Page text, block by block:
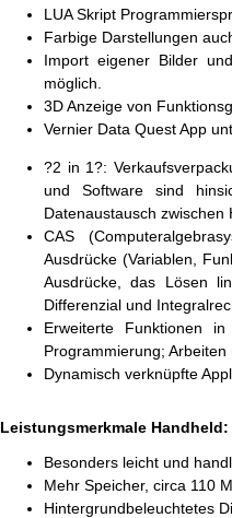
LUA Skript
Farbige Darstellungen
Import eigener Bilder
möglich.
3D Anzeige von
Vernier Data Quest App
?2 in 1?:
und Software sind
Datenaustausch zwischen
CAS
Ausdrücke (Variablen,
Ausdrücke, das Lösen
Differenzial und
Erweiterte Funktionen
Programmierung;
Dynamisch verknüpfte
Leistungsmerkmale Handheld:
Besonders leicht und
Mehr Speicher, circa 110
Hintergrundbeleuchtetes